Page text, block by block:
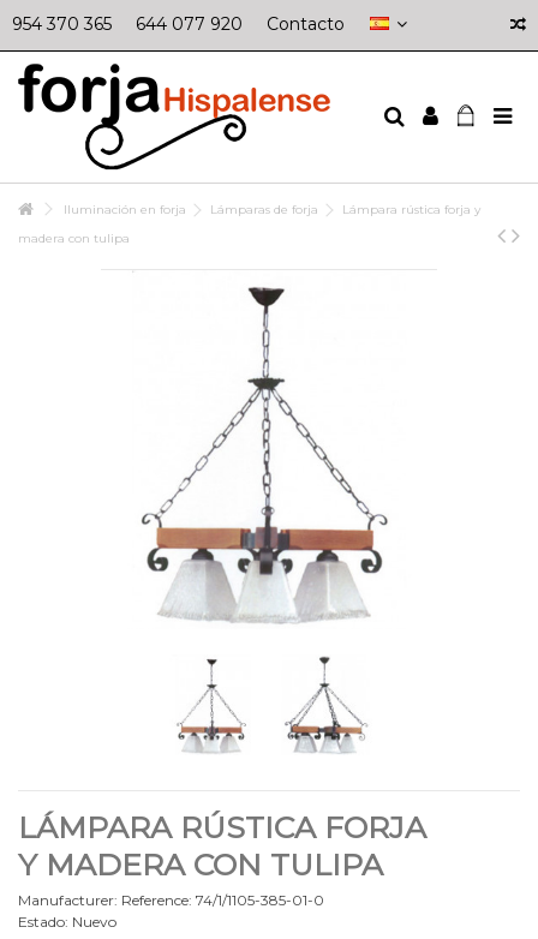
954 370 365 644 077 920 Contacto
Iluminación en forja Lámparas de forja
Lámpara rústica forja y
madera con tulipa
LÁMPARA RÚSTICA FORJA
Y MADERA CON TULIPA
Manufacturer: Reference: 74/1/1105-385-01-0
Estado: Nuevo